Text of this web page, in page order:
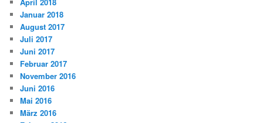
Januar 2018
August 2017
Juli 2017
Juni 2017
Februar 2017
November 2016
Juni 2016
Mai 2016
März 2016